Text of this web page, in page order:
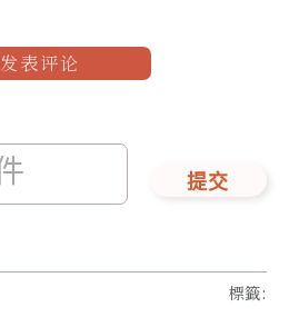
发表评论
提交
標籤: